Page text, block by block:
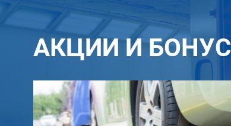
АКЦИИ И